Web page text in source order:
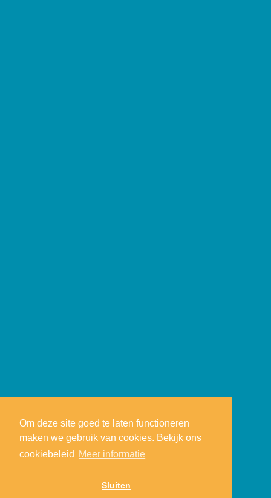
Om deze site goed te laten functioneren
maken we gebruik van cookies. Bekijk ons
cookiebeleid
Meer informatie
Sluiten